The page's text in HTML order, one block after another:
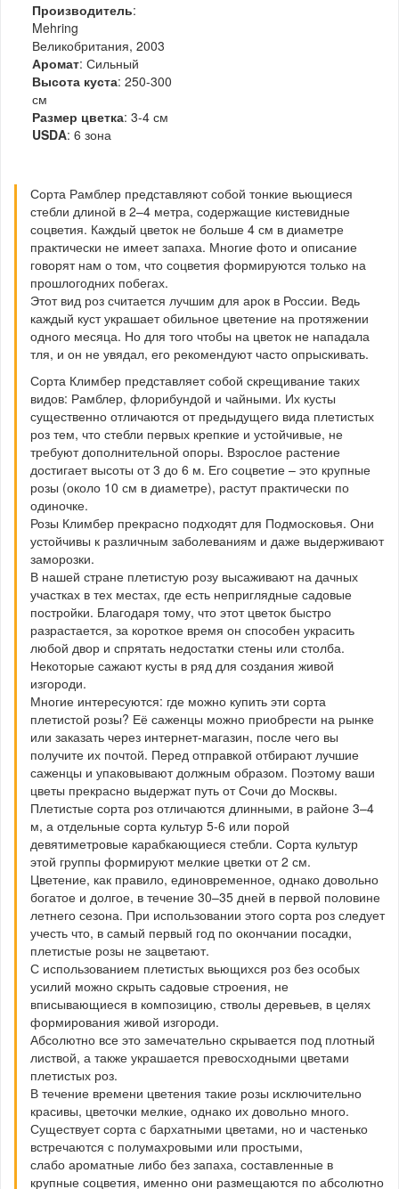
Производитель:
Mehring
Великобритания, 2003
Аромат: Сильный
Высота куста: 250-300
см
Размер цветка: 3-4 см
USDA: 6 зона
Сорта Рамблер представляют собой тонкие вьющиеся
стебли длиной в 2–4 метра, содержащие кистевидные
соцветия. Каждый цветок не больше 4 см в диаметре
практически не имеет запаха. Многие фото и описание
говорят нам о том, что соцветия формируются только на
прошлогодних побегах.
Этот вид роз считается лучшим для арок в России. Ведь
каждый куст украшает обильное цветение на протяжении
одного месяца. Но для того чтобы на цветок не нападала
тля, и он не увядал, его рекомендуют часто опрыскивать.
Сорта Климбер представляет собой скрещивание таких
видов: Рамблер, флорибундой и чайными. Их кусты
существенно отличаются от предыдущего вида плетистых
роз тем, что стебли первых крепкие и устойчивые, не
требуют дополнительной опоры. Взрослое растение
достигает высоты от 3 до 6 м. Его соцветие – это крупные
розы (около 10 см в диаметре), растут практически по
одиночке.
Розы Климбер прекрасно подходят для Подмосковья. Они
устойчивы к различным заболеваниям и даже выдерживают
заморозки.
В нашей стране плетистую розу высаживают на дачных
участках в тех местах, где есть неприглядные садовые
постройки. Благодаря тому, что этот цветок быстро
разрастается, за короткое время он способен украсить
любой двор и спрятать недостатки стены или столба.
Некоторые сажают кусты в ряд для создания живой
изгороди.
Многие интересуются: где можно купить эти сорта
плетистой розы? Её саженцы можно приобрести на рынке
или заказать через интернет-магазин, после чего вы
получите их почтой. Перед отправкой отбирают лучшие
саженцы и упаковывают должным образом. Поэтому ваши
цветы прекрасно выдержат путь от Сочи до Москвы.
Плетистые сорта роз отличаются длинными, в районе 3–4
м, а отдельные сорта культур 5-6 или порой
девятиметровые карабкающиеся стебли. Сорта культур
этой группы формируют мелкие цветки от 2 см.
Цветение, как правило, единовременное, однако довольно
богатое и долгое, в течение 30–35 дней в первой половине
летнего сезона. При использовании этого сорта роз следует
учесть что, в самый первый год по окончании посадки,
плетистые розы не зацветают.
С использованием плетистых вьющихся роз без особых
усилий можно скрыть садовые строения, не
вписывающиеся в композицию, стволы деревьев, в целях
формирования живой изгороди.
Абсолютно все это замечательно скрывается под плотный
листвой, а также украшается превосходными цветами
плетистых роз.
В течение времени цветения такие розы исключительно
красивы, цветочки мелкие, однако их довольно много.
Существует сорта с бархатными цветами, но и частенько
встречаются с полумахровыми или простыми,
слабо ароматные либо без запаха, составленные в
крупные соцветия, именно они размещаются по абсолютно